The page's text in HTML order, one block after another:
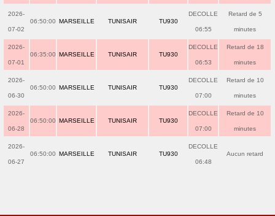
2026-
07-02
06:50:00 MARSEILLE TUNISAIR TU930
DECOLLE
06:55
Retard de 5
minutes
2026-
07-01
06:35:00 MARSEILLE TUNISAIR TU930
DECOLLE
06:53
Retard de 18
minutes
2026-
06-30
06:50:00 MARSEILLE TUNISAIR TU930
DECOLLE
07:00
Retard de 10
minutes
2026-
06-28
06:50:00 MARSEILLE TUNISAIR TU930
DECOLLE
07:00
Retard de 10
minutes
2026-
06-27
06:50:00 MARSEILLE TUNISAIR TU930
DECOLLE
06:48
Aucun retard